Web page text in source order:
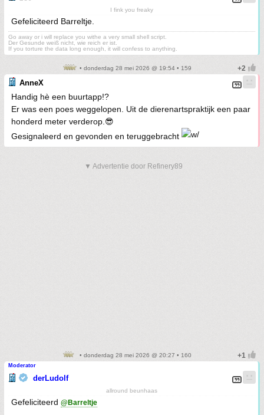
I fink you freaky
Gefeliciteerd Barreltje.
Go away or i will replace you withe a very small shell script.
Der Gesunde weiß nicht, wie reich er ist.
If you torture the data long enough, it will confess to anything.
• donderdag 28 mei 2026 @ 19:54 • 159
AnneX
Handig hè een buurtapp!?
Er was een poes weggelopen. Uit de dierenartspraktijk een paar
honderd meter verderop.😎
Gesignaleerd en gevonden en teruggebracht
▼ Advertentie door Refinery89
• donderdag 28 mei 2026 @ 20:27 • 160
Moderator
derLudolf
allround beunhaas
Gefeliciteerd @Barreltje